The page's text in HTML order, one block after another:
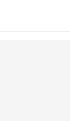
BIERZO